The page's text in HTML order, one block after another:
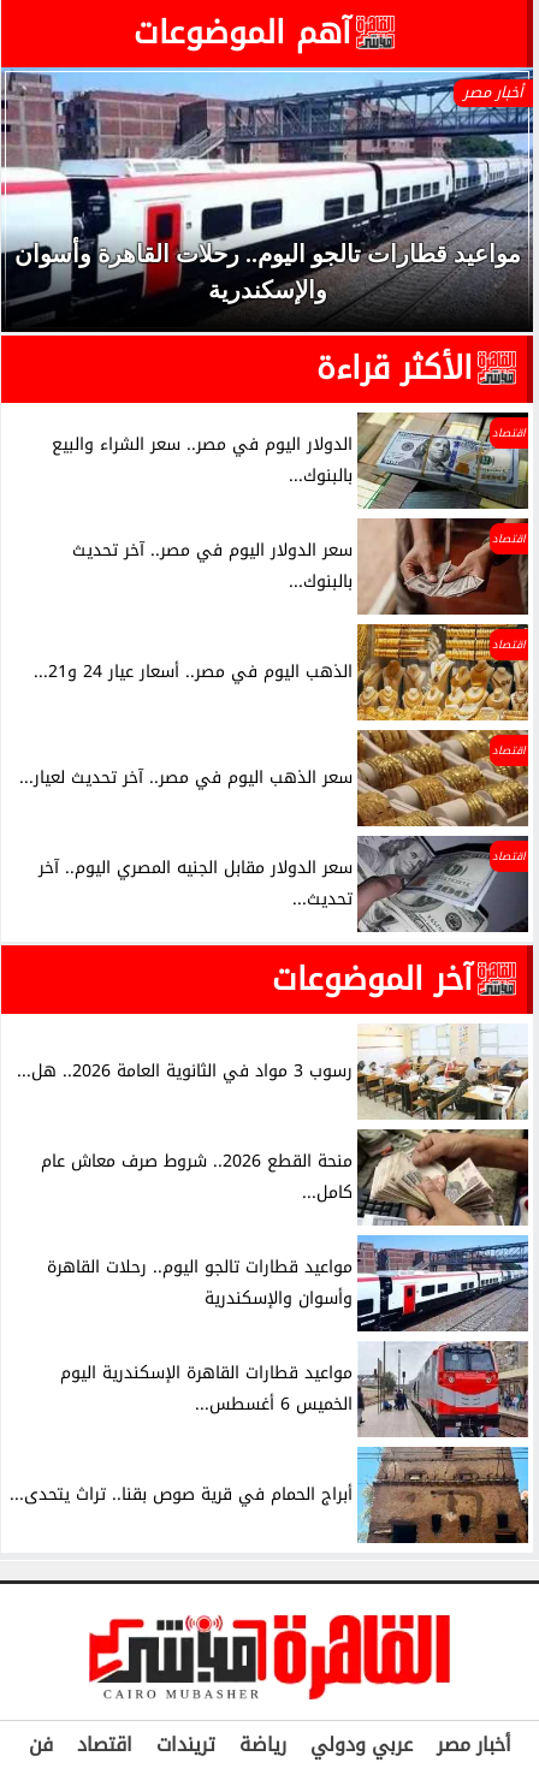
آهم الموضوعات
أخبار مصر
مواعيد قطارات تالجو اليوم.. رحلات القاهرة وأسوان
والإسكندرية
الأكثر قراءة
اقتصاد
الدولار اليوم في مصر.. سعر الشراء والبيع
بالبنوك...
اقتصاد
سعر الدولار اليوم في مصر.. آخر تحديث
بالبنوك...
اقتصاد
الذهب اليوم في مصر.. أسعار عيار 24 و21...
اقتصاد
سعر الذهب اليوم في مصر.. آخر تحديث لعيار...
اقتصاد
سعر الدولار مقابل الجنيه المصري اليوم.. آخر
تحديث...
آخر الموضوعات
رسوب 3 مواد في الثانوية العامة 2026.. هل...
منحة القطع 2026.. شروط صرف معاش عام
كامل...
مواعيد قطارات تالجو اليوم.. رحلات القاهرة
وأسوان والإسكندرية
مواعيد قطارات القاهرة الإسكندرية اليوم
الخميس 6 أغسطس...
أبراج الحمام في قرية صوص بقنا.. تراث يتحدى...
أخبار مصر عربي ودولي رياضة تريندات اقتصاد
فن